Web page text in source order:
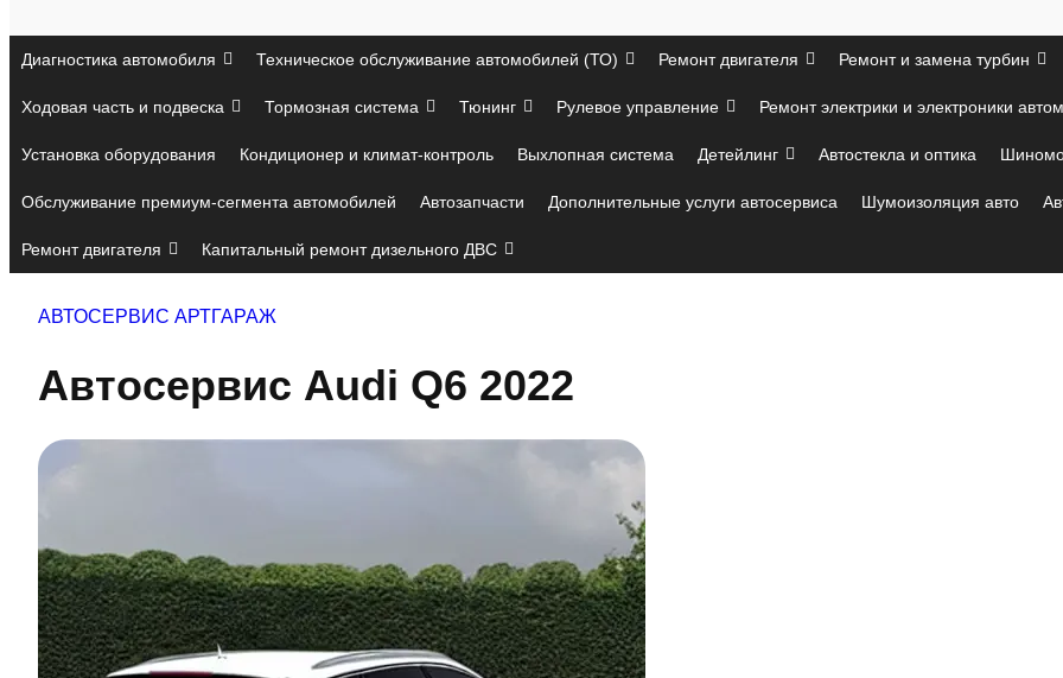
Диагностика автомобиля Техническое обслуживание автомобилей (ТО) Ремонт двигателя Ремонт и замена турбин
Ходовая часть и подвеска Тормозная система Тюнинг Рулевое управление Ремонт электрики и электроники
Установка оборудования Кондиционер и климат-контроль Выхлопная система Детейлинг Автостекла и оптика
Обслуживание премиум-сегмента автомобилей Автозапчасти Дополнительные услуги автосервиса Шумоизоляция авто
Ремонт двигателя Капитальный ремонт дизельного ДВС
АВТОСЕРВИС АРТГАРАЖ
Автосервис Audi Q6 2022